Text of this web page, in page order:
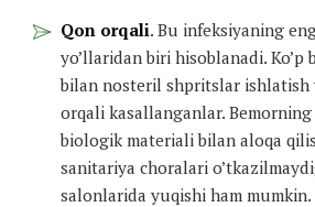
Qon orqali. Bu infeksiyaning
yo’llaridan biri hisoblanadi. Ko’p
bilan nosteril shpritslar ishlatish
orqali kasallanganlar.
biologik materiali bilan aloqa
sanitariya choralari
salonlarida yuqishi ham mumkin.